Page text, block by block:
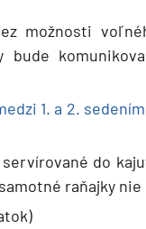
možnosti
bude
1. a 2.
do
raňajky